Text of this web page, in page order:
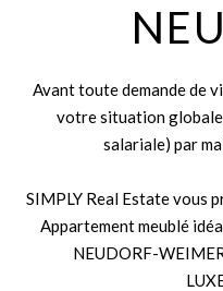
Avant toute demande de
votre situation
salariale) par
SIMPLY Real Estate vous
Appartement meublé
NEUDORF-